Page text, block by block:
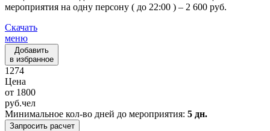
мероприятия на одну персону ( до 22:00 ) – 2 600 руб.
Скачать
меню
Добавить
в избранное
1274
Цена
от 1800
руб.чел
Минимальное кол-во дней до мероприятия: 5 дн.
Запросить расчет